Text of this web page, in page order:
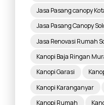
Jasa Pasang canopy
Jasa Pasang Canopy
Jasa Renovasi Rumah
Kanopi Baja Ringan
Kanopi Garasi
Kanopi Karanganyar
Kanopi Rumah